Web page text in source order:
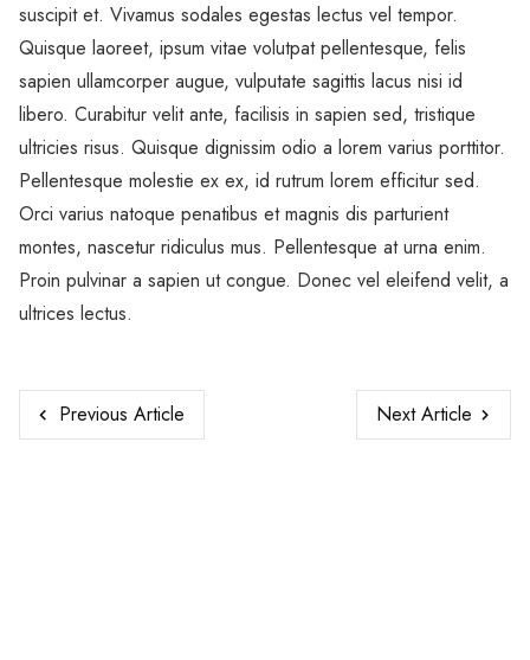
suscipit et. Vivamus sodales egestas lectus vel tempor.
Quisque laoreet, ipsum vitae volutpat pellentesque, felis
sapien ullamcorper augue, vulputate sagittis lacus nisi id
libero. Curabitur velit ante, facilisis in sapien sed, tristique
ultricies risus. Quisque dignissim odio a lorem varius porttitor.
Pellentesque molestie ex ex, id rutrum lorem efficitur sed.
Orci varius natoque penatibus et magnis dis parturient
montes, nascetur ridiculus mus. Pellentesque at urna enim.
Proin pulvinar a sapien ut congue. Donec vel eleifend velit, a
ultrices lectus.
Previous Article Next Article